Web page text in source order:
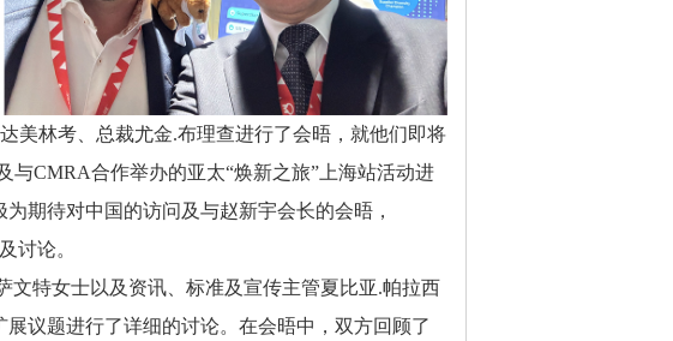
美林考、总裁尤金.布理查进行了会晤，就他们即将
与CMRA合作举办的亚太“焕新之旅”上海站活动进
期待对中国的访问及与赵新宇会长的会晤，
讨论。
文特女士以及资讯、标准及宣传主管夏比亚.帕拉西
议题进行了详细的讨论。在会晤中，双方回顾了